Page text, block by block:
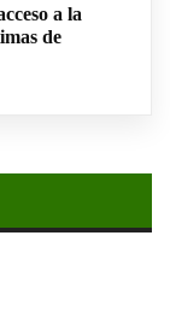
a la
de